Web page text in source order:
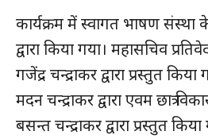
कार्यक्रम में स्वागत भाषण संस्था
द्वारा किया गया। महासचिव
गजेंद्र चन्द्राकर द्वारा प्रस्तुत
मदन चन्द्राकर द्वारा एवम छात्र
बसन्त चन्द्राकर द्वारा प्रस्तुत